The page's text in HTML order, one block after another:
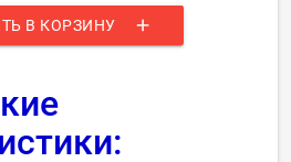
В КОРЗИНУ add